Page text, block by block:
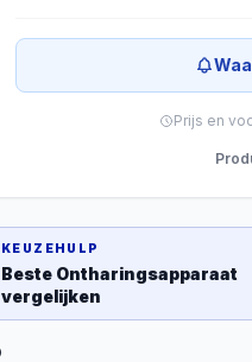
Prijs en
KEUZEHULP
Beste Ontharingsapparaat
vergelijken